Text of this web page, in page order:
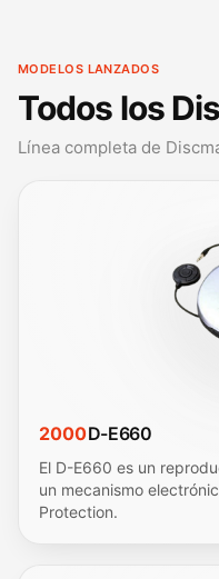
MODELOS LANZADOS
Todos los
Línea completa de
2000D-E660
El D-E660 es un
un mecanismo
Protection.